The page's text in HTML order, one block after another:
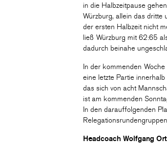
in die Halbzeitpause
Würzburg, allein das dritte
der ersten Halbzeit nicht
ließ Würzburg mit 62:65
dadurch beinahe
In der kommenden
eine letzte Partie
das sich von acht
ist am kommenden
In den darauffolgenden
Headcoach Wolfgang